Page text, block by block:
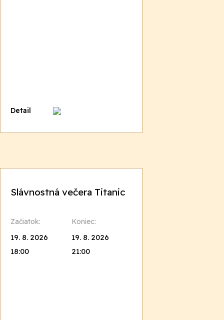
Detail
Slávnostná večera Titanic
Začiatok:
19. 8. 2026
18:00
Koniec:
19. 8. 2026
21:00